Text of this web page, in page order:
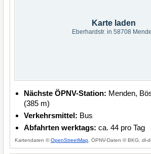
Karte laden
Eberhardstr. in 58708
Nächste ÖPNV-Station: Menden,
(385 m)
Verkehrsmittel: Bus
Abfahrten werktags: ca. 44 pro Tag
Kartendaten ©OpenStreetMap , ÖPNV-Daten © BKG, dl-